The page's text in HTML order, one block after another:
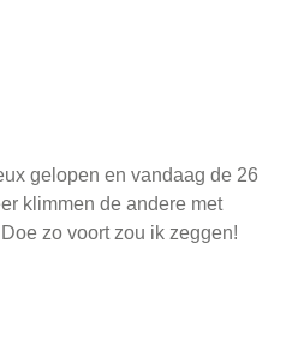
gelopen en vandaag de 26
klimmen de andere met
zo voort zou ik zeggen!